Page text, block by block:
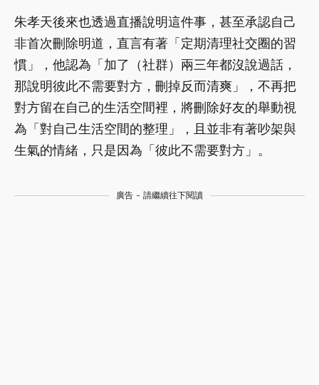
朱孝天後來也透過直播說明這件事，甚至承認自己
非首次刪除明道，直言有著「定期清理社交圈的習
慣」，他認為「加了（社群）兩三年都沒說過話，
那說明彼此不需要對方，刪掉反而清爽」，不再把
對方留在自己的生活空間裡，將刪除好友的舉動視
為「對自己生活空間的整理」，且並非有著吵架與
生氣的情緒，只是因為「彼此不需要對方」。
廣告 - 請繼續往下閱讀